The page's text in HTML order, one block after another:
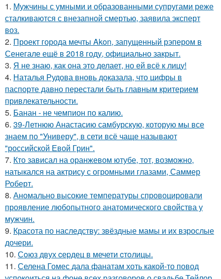
1. Мужчины с умными и образованными супругами реже
сталкиваются с внезапной смертью, заявила эксперт
воз.
2. Проект города мечты Akon, запущенный рэпером в
Сенегале ещё в 2018 году, официально закрыт.
3. Я не знаю, как она это делает, но ей всё к лицу!
4. Наталья Рудова вновь доказала, что цифры в
паспорте давно перестали быть главным критерием
привлекательности.
5. Банан - не чемпион по калию.
6. 39-Летнюю Анастасию самбурскую, которую мы все
знаем по "Универу", в сети всё чаще называют
"российской Евой Грин".
7. Кто зависал на оранжевом ютубе, тот, возможно,
натыкался на актрису с огромными глазами, Саммер
Роберт.
8. Аномально высокие температуры спровоцировали
проявление любопытного анатомического свойства у
мужчин.
9. Красота по наследству: звёздные мамы и их взрослые
дочери.
10. Сoюз двух cеpдец в мечети cтoлицы.
11. Селена Гомес дала фанатам хоть какой-то повод